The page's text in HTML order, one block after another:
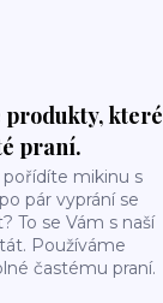
které
praní.
pořídíte mikinu s
pár vyprání se
To se Vám s naší
Používáme
častému praní.